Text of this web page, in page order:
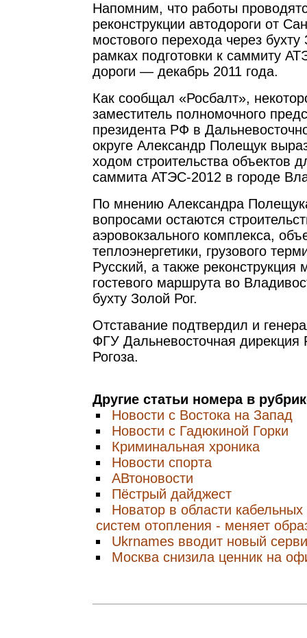
Напомним, что работы
реконструкции автодороги от
мостового перехода через бухту
рамках подготовки к саммиту
дороги — декабрь 2011 года.
Как сообщал «Росбалт»,
заместитель полномочного
президента РФ в
округе Александр Полещук
ходом строительства объектов
саммита АТЭС-2012 в городе
По мнению Александра
вопросами остаются
аэровокзального комплекса,
теплоэнергетики, грузового
Русский, а также реконструкция
гостевого маршрута во
бухту Золой Рог.
Отставание подтвердил и
ФГУ Дальневосточная дирекция
Рогоза.
Другие статьи номера в
Новости с Востока на Запад
Новости с Гадюкиной Горки
Криминальная хроника
Новости спорта
АВтоновости
Пёстрый дайджест
Новатор в области кабельных
систем отопления - меняет
Ukrnames вводит новый
Москва снизила ценник на